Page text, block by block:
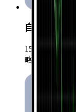
自動売買
15,000以上
略の自動化